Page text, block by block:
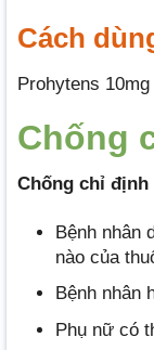
Cách
Prohytens
Chống
Chống chỉ định
Bệnh nhân
nào của
Bệnh nhân
Phụ nữ có